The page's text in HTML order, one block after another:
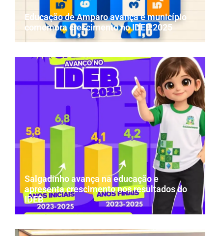
Educação de Amparo avança e município
comemora crescimento no IDEB 2025
Salgadinho avança na educação e
apresenta crescimento nos resultados do
IDEB